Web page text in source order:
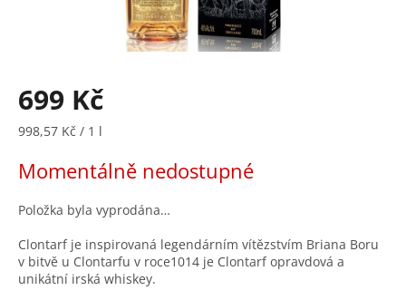
699 Kč
Měrná
998,57 Kč / 1 l
Momentálně nedostupné
Položka byla vyprodána…
Clontarf je inspirovaná legendárním vítězstvím Briana Boru
v bitvě u Clontarfu v roce1014 je Clontarf opravdová a
unikátní irská whiskey.